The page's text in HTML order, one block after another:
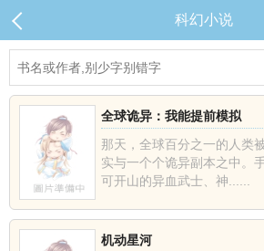
科幻小说
全球诡异：我能提前模拟
那天，全球百分之一的人类
实与一个个诡异副本之中。
可开山的异血武士、神......
机动星河